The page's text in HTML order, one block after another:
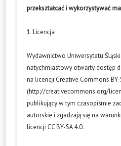
przekształcać i wykorzystywać
1. Licencja
Wydawnictwo Uniwersytetu
natychmiastowy otwarty dostęp
na licencji Creative Commons BY-
(http://creativecommons.org/
publikujący w tym czasopiśmie
autorskie i zgadzają się na
licencji CC BY-SA 4.0.